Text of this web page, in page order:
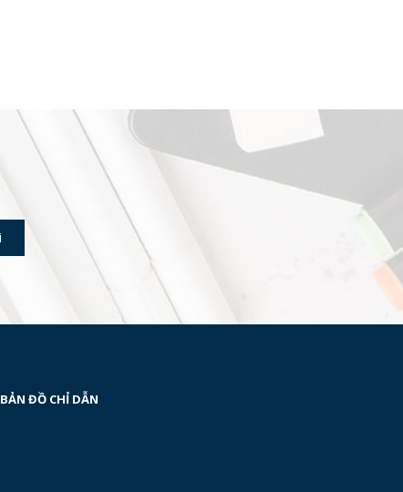
BẢN ĐỒ CHỈ DẪN